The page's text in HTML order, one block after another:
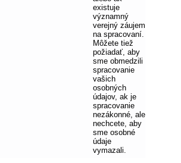
existuje
významný
verejný záujem
na spracovaní.
Môžete tiež
požiadať, aby
sme obmedzili
spracovanie
vašich
osobných
údajov, ak je
spracovanie
nezákonné, ale
nechcete, aby
sme osobné
údaje
vymazali.